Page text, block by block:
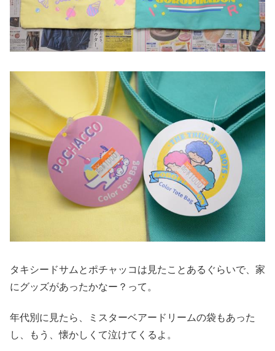
タキシードサムとポチャッコは見たことあるぐらいで、家
にグッズがあったかなー？って。
年代別に見たら、ミスターベアードリームの袋もあった
し、もう、懐かしくて泣けてくるよ。